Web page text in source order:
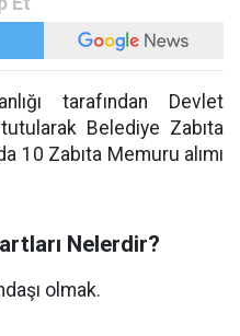
tarafından Devlet
Belediye Zabıta
10 Zabıta Memuru alımı
Nelerdir?
olmak.